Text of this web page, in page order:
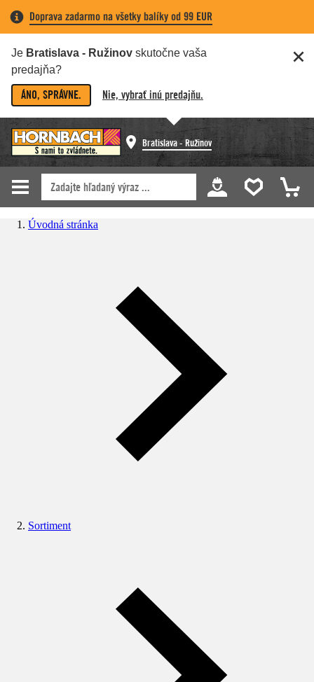
Doprava zadarmo na všetky balíky od 99 EUR
Je Bratislava - Ružinov skutočne vaša
predajňa?
ÁNO, SPRÁVNE. Nie, vybrať inú predajňu.
Bratislava - Ružinov
Úvodná stránka
Sortiment